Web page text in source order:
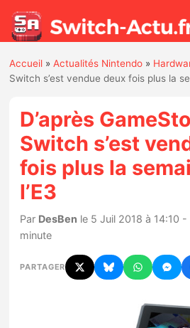
Actualités
Jeux
Hardware
Mises à jour
Chiffres de ventes
Accueil »Actualités Nintendo »
Switch s’est vendue deux fois plus la
D’après
Switch s’est
fois plus la
l’E3
Par DesBen le 5 Juil 2018 à 14:10
minute
PARTAGER